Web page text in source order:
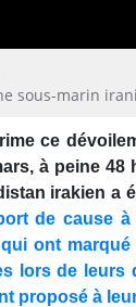
Volume
sous-marin
ce
à peine 48
irakien a
de cause
ont
lors de leurs
proposé à